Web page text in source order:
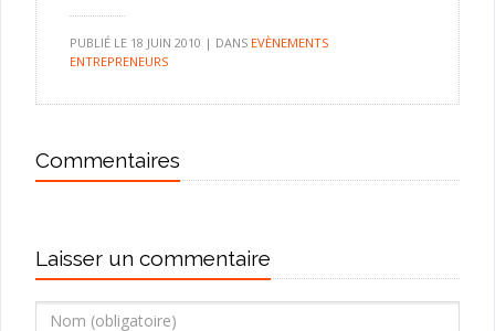
PUBLIÉ LE 18 JUIN 2010 | DANS EVÈNEMENTS
ENTREPRENEURS
Commentaires
Laisser un commentaire